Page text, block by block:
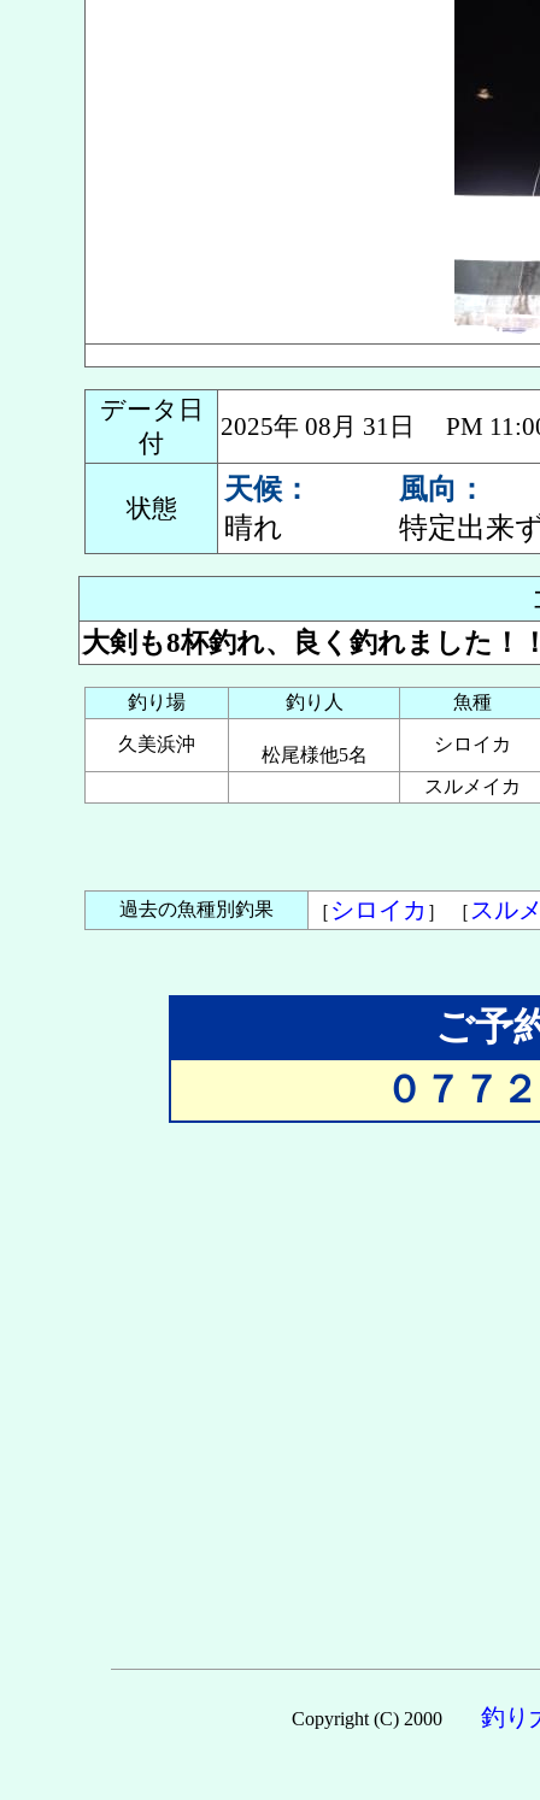
データ日
付
2025年 08月 31日 PM
状態
天候：
晴れ
風向：
特定出来
大剣も8杯釣れ、良く釣れました！
釣り場 釣り人 魚種
久美浜沖
松尾様他5名
シロイカ
スルメイカ
過去の魚種別釣果 ［ シロイカ ］ ［ スル
ご予
０７７
Copyright (C) 2000 釣り